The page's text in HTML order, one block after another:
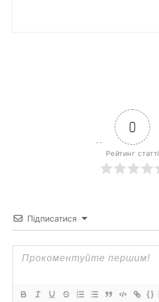
0
Рейтинг статті
Підписатися
{}